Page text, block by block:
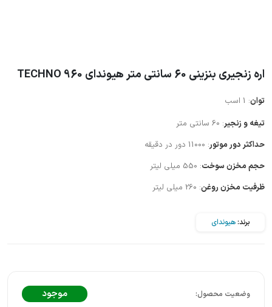
اره زنجیری بنزینی 60 سانتی متر هیوندای TECHNO 960
توان: 1 اسب
تیغه و زنجیر: 60 سانتی متر
حداکثر دور موتور: 11000 دور در دقیقه
حجم مخزن سوخت: 550 میلی لیتر
ظرفیت مخزن روغن: 260 میلی لیتر
برند:هیوندای
موجود